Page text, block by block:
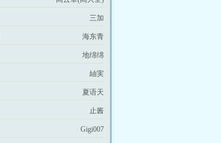
三加
海东青
地绵绵
紬実
夏语天
止酱
Gigi007